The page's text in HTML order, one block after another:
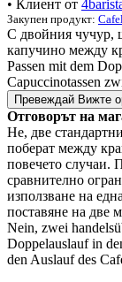
• Клиент от
Закупен продукт:
С двойния чучур,
капучино между
Passen mit dem
Capuccinotassen
Превеждай Вижте
Отговорът на
Не, две
поберат между
повечето случаи.
сравнително
използване на
поставяне на две
Nein, zwei
Doppelauslauf in
den Auslauf des